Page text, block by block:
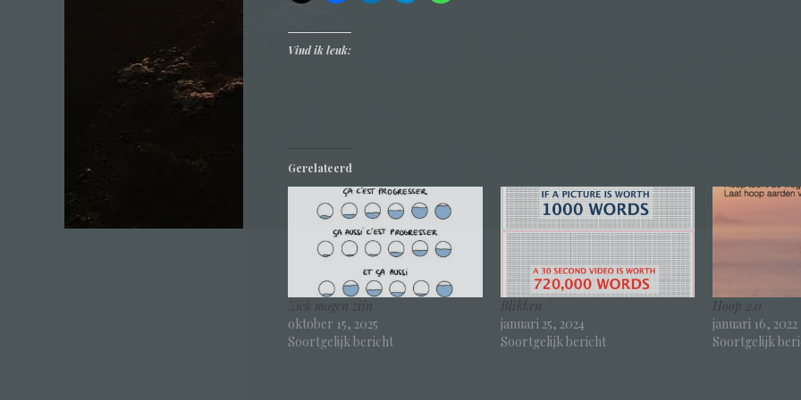
Vind ik leuk:
Gerelateerd
Ziek mogen zijn
oktober 15, 2025
Soortgelijk bericht
Blikken
januari 25, 2024
Soortgelijk bericht
Hoop 2.0
januari 16, 2022
Soortgelijk